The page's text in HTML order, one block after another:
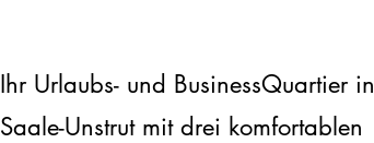
Ihr Urlaubs- und BusinessQuartier in
Saale-Unstrutmit drei komfortablen